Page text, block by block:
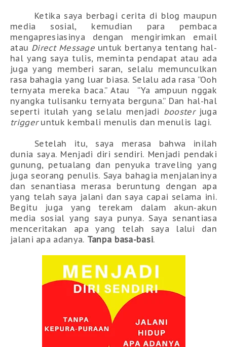
Ketika saya berbagi cerita di blog maupun
media sosial, kemudian para pembaca
mengapresiasinya dengan mengirimkan email
atau Direct Message untuk bertanya tentang hal-
hal yang saya tulis, meminta pendapat atau ada
juga yang memberi saran, selalu memunculkan
rasa bahagia yang luar biasa. Selalu ada rasa “Ooh
ternyata mereka baca.” Atau
“Ya ampuun nggak
nyangka tulisanku ternyata berguna.” Dan hal-hal
seperti itulah yang selalu menjadi boosterjuga
triggeruntuk kembali menulis dan menulis lagi.
Setelah itu, saya merasa bahwa inilah
dunia saya. Menjadi diri sendiri. Menjadi pendaki
gunung, petualang dan penyuka traveling yang
juga seorang penulis. Saya bahagia menjalaninya
dan senantiasa merasa beruntung dengan apa
yang telah saya jalani dan saya capai selama ini.
Begitu juga yang terekam dalam akun-akun
media sosial yang saya punya. Saya senantiasa
menceritakan apa yang telah saya lalui dan
jalani apa adanya. Tanpa basa-basi.